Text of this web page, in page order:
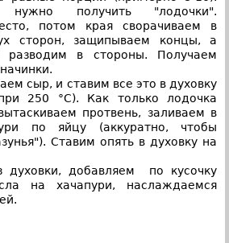
получить "лодочки".
потом края сворачиваем в
сторон, защипываем концы, а
разводим в стороны. Получаем
сыр, и ставим все это в духовку
250 °С). Как только лодочка
протвень, заливаем в
по яйцу (аккуратно, чтобы
Ставим опять в духовку на
духовки, добавляем по кусочку
на хачапури, наслаждаемся